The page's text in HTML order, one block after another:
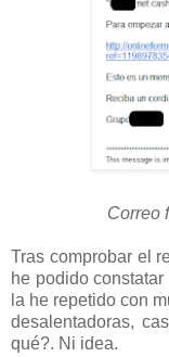
Correo
Tras comprobar el
he podido
la he repetido con
desalentadoras,
qué?. Ni idea.